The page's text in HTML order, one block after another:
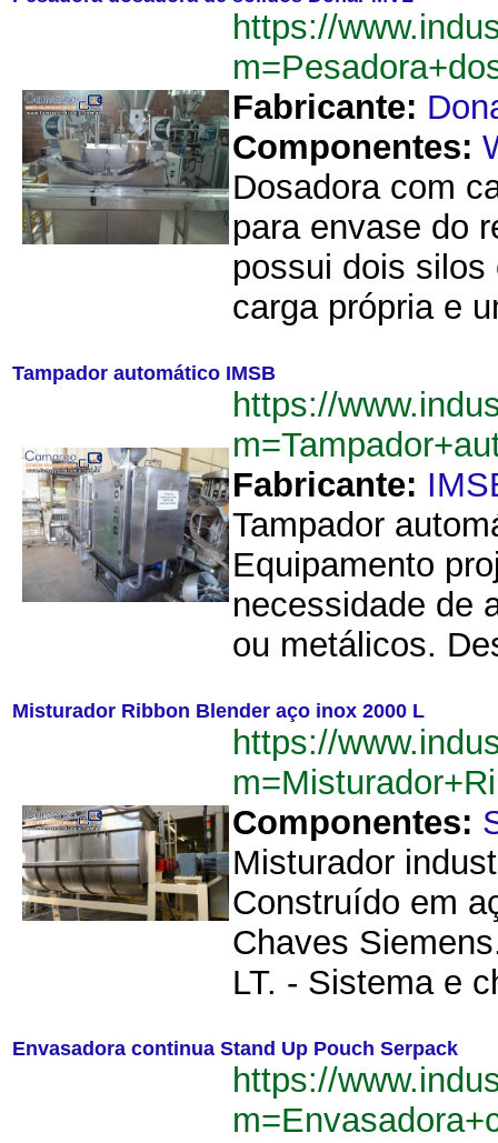
https://
Fabricante:
Componentes:
Dosadora com
para envase do
possui dois
carga própria e
Tampador automático IMSB
https://
Fabricante:
Tampador
Equipamento
necessidade de
ou metálicos.
Misturador Ribbon Blender aço inox 2000 L
https://
Componentes:
Misturador
Construído em
Chaves
LT. - Sistema e
Envasadora continua Stand Up Pouch Serpack
https://